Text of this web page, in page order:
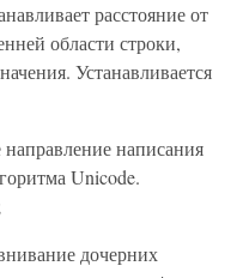
расстояние от
области строки,
Устанавливается
написания
Unicode.
дочерних